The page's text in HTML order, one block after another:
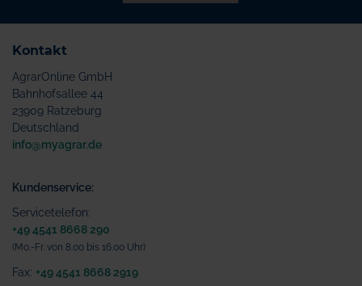
Kontakt
AgrarOnline GmbH
Bahnhofsallee 44
23909 Ratzeburg
Deutschland
info@myagrar.de
Kundenservice:
Servicetelefon:
+49 4541 8668 290
(Mo.-Fr. von 8.00 bis 16.00 Uhr)
Fax: +49 4541 8668 2919